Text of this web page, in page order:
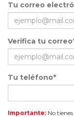
Tu correo
Verifica tu
Tu teléfono*
Importante: No